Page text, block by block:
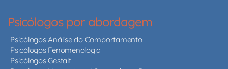
Psicólogos por abordagem
Psicólogos Análise do Comportamento
Psicólogos Fenomenologia
Psicólogos Gestalt